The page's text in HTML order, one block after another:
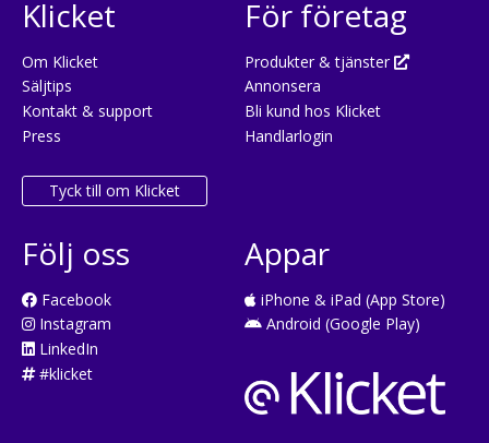
Klicket
Om Klicket
Säljtips
Kontakt & support
Press
Tyck till om Klicket
För företag
Produkter & tjänster
Annonsera
Bli kund hos Klicket
Handlarlogin
Följ oss
Facebook
Instagram
LinkedIn
#klicket
Appar
iPhone & iPad (App Store)
Android (Google Play)